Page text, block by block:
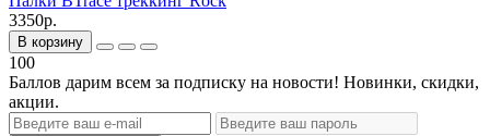
3350р.
В корзину
100
Баллов дарим всем за подписку на новости! Новинки, скидки,
акции.